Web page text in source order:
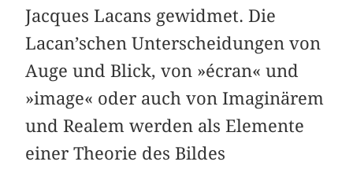
Jacques Lacans gewidmet. Die
Lacan’schen Unterscheidungen von
Auge und Blick, von »écran« und
»image« oder auch von Imaginärem
und Realem werden als Elemente
einer Theorie des Bildes